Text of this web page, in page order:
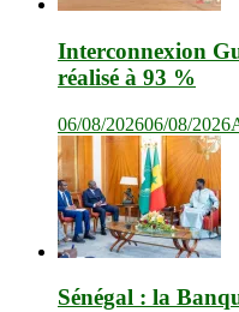
Interconnexion
réalisé à 93 %
06/08/202606/08/2026
Sénégal : la